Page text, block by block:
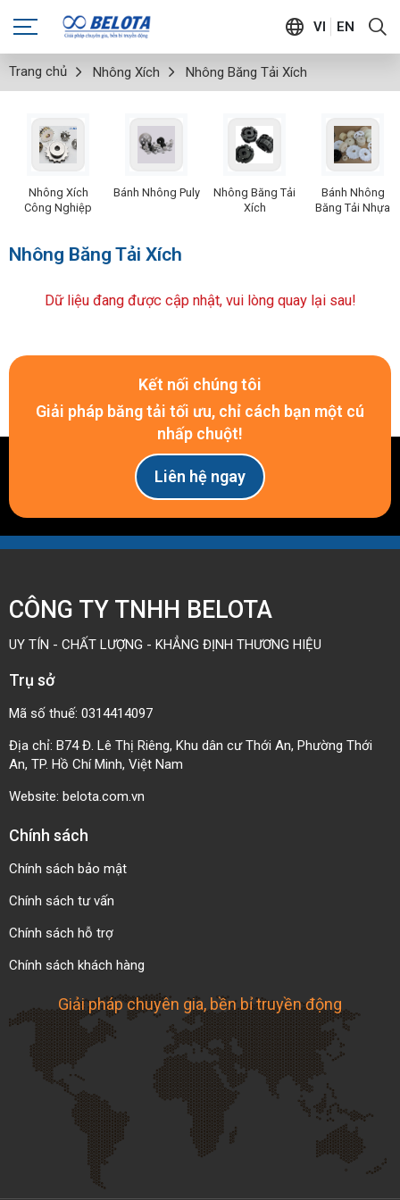
VI EN
Trang chủ Nhông Xích Nhông Băng Tải Xích
Nhông Xích
Công Nghiệp
Bánh Nhông Puly
Nhông Băng Tải
Xích
Bánh Nhông
Băng Tải Nhựa
Nhông Băng Tải Xích
Dữ liệu đang được cập nhật, vui lòng quay lại sau!
Kết nối chúng tôi
Giải pháp băng tải tối ưu, chỉ cách bạn một cú
nhấp chuột!
Liên hệ ngay
CÔNG TY TNHH BELOTA
UY TÍN - CHẤT LƯỢNG - KHẲNG ĐỊNH THƯƠNG HIỆU
Trụ sở
Mã số thuế: 0314414097
Địa chỉ: B74 Đ. Lê Thị Riêng, Khu dân cư Thới An, Phường Thới
An, TP. Hồ Chí Minh, Việt Nam
Website: belota.com.vn
Chính sách
Chính sách bảo mật
Chính sách tư vấn
Chính sách hỗ trợ
Chính sách khách hàng
Giải pháp chuyên gia, bền bỉ truyền động